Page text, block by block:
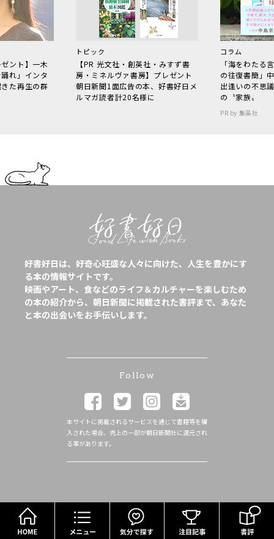
ント】一木
れ」インタ
た再生の群
トピック
【PR 光文社・創英社・みすず書
房・ミネルヴァ書房】プレゼント
朝日新聞1面広告の本、好書好日メ
ルマガ読者計20名様に
コラム
「海をわた
の往復書簡」
出逢いの不思
の〝家族〟
PR by 集英社
好書好日は、好奇心旺盛な人々に向けた、人生を豊かにす
る本の情報サイトです。
映画やアート、食などのライフ＆カルチャーを楽しむため
の本の紹介から、朝日新聞に掲載された書評まで、あなた
と本の出会いをお手伝いします。
Follow
本サイトに掲載されるサービスを通じて書籍等を購
入された場合、売上の一部が朝日新聞社に還元され
る事があります。